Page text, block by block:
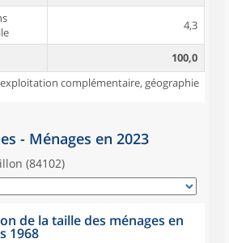
4,3
100,0
exploitation complémentaire, géographie
- Ménages en 2023
(84102)
de la taille des ménages en
1968